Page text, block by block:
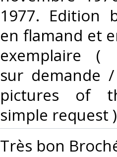
1977. Edition
en flamand et
exemplaire (
sur demande
pictures of
simple request
‎Très bon